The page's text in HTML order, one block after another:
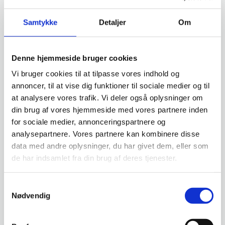
Samtykke Detaljer Om
Denne hjemmeside bruger cookies
Vi bruger cookies til at tilpasse vores indhold og
annoncer, til at vise dig funktioner til sociale medier og til
at analysere vores trafik. Vi deler også oplysninger om
din brug af vores hjemmeside med vores partnere inden
for sociale medier, annonceringspartnere og
analysepartnere. Vores partnere kan kombinere disse
data med andre oplysninger, du har givet dem, eller som
de har indsamlet fra din brug af deres tjenester.
Nødvendig
samarbejde og ikke mindst arbejdsglæde. Hun er
Danmarks første erhvervssociolog og fungerer som
lederakademi. Hun er også forfatter til flere bøger,
og bl.a. bestselleren ”Vi havde en fest på arbejdet,
men så kom Preben”. I 2024 udkom hendes nye
bog “Befri Preben … og få en fest på arbejdet
igen”. Rikke kombinerer forskningen med
praktiske eksempler og har fokus på, hvordan vi
med simple redskaber kan få en langt bedre
arbejdsdag og liv generelt.
Arena Randers køkken kreerer en lækker